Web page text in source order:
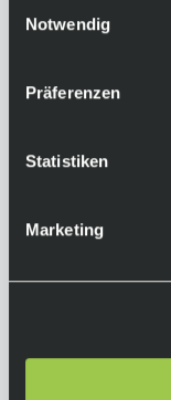
Notwendig
Präferenzen
Statistiken
Marketing
natürliche
effektiv vor
platziert,
Sitzpolster
trockene
Dyneema®-
-5 bis 12°C